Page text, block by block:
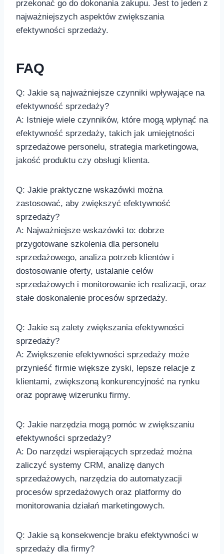
przekonać go do dokonania zakupu. Jest to jeden z
najważniejszych aspektów zwiększania
efektywności sprzedaży.‌
FAQ
Q: Jakie są ⁣najważniejsze czynniki ‍wpływające na ​
efektywność sprzedaży?
A:⁤ Istnieje wiele czynników, które mogą ⁣wpłynąć na
efektywność ‍sprzedaży,‌ takich jak umiejętności
sprzedażowe personelu, strategia marketingowa,
jakość produktu ⁤czy obsługi klienta.
Q: Jakie praktyczne wskazówki można
zastosować, aby zwiększyć efektywność
sprzedaży?
A: Najważniejsze wskazówki to:‍ dobrze
przygotowane szkolenia dla personelu⁤
sprzedażowego, analiza‍ potrzeb klientów i
dostosowanie oferty, ustalanie celów
sprzedażowych i monitorowanie ich realizacji, oraz
stałe ‌doskonalenie procesów sprzedaży.
Q: Jakie są⁤ zalety zwiększania efektywności
sprzedaży?
A: Zwiększenie efektywności sprzedaży może
przynieść firmie większe zyski,⁣ lepsze relacje ⁢z
klientami, ‍zwiększoną konkurencyjność na rynku
oraz poprawę wizerunku firmy.
Q: Jakie narzędzia mogą pomóc w⁣ zwiększaniu
efektywności sprzedaży?
A:‍ Do narzędzi wspierających sprzedaż można
zaliczyć systemy CRM, analizę danych
sprzedażowych, narzędzia do automatyzacji
procesów sprzedażowych oraz platformy do
monitorowania działań marketingowych. ‍
Q:‍ Jakie są konsekwencje braku efektywności w
sprzedaży dla firmy?